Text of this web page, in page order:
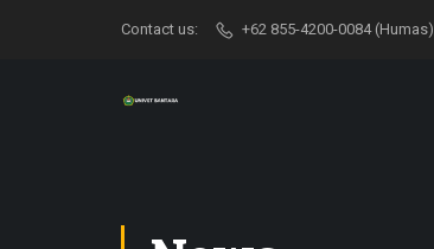
Contact us: +62 855-4200-0084 (Humas)